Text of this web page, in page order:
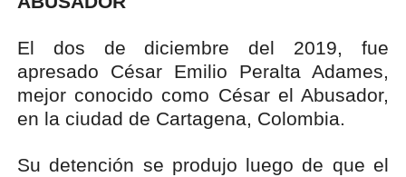
El dos de diciembre del 2019, fue
apresado César Emilio Peralta Adames,
mejor conocido como César el Abusador,
en la ciudad de Cartagena, Colombia.
Su detención se produjo luego de que el